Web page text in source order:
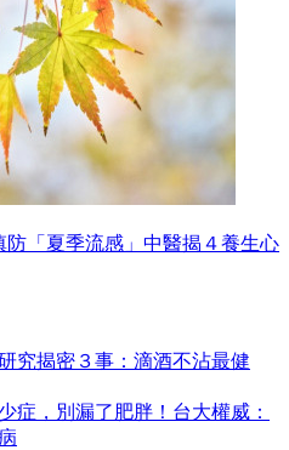
「夏季流感」中醫揭４養生心
究揭密３事：滴酒不沾最健
症，別漏了肥胖！台大權威：